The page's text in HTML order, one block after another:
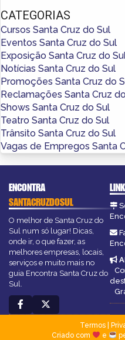
CATEGORIAS
Cursos Santa Cruz do Sul
Eventos Santa Cruz do Sul
Exposição Santa Cruz do
Notícias Santa Cruz do Sul
Promoções Santa Cruz do
Reclamações Santa Cruz
Shows Santa Cruz do Sul
Teatro Santa Cruz do Sul
Trânsito Santa Cruz do Sul
Vagas de Empregos Santa
ENCONTRA
SANTACRUZDOSUL
O melhor de Santa Cruz do
Sul num só lugar! Dicas,
onde ir, o que fazer, as
melhores empresas, locais,
serviços e muito mais no
guia Encontra Santa Cruz do
Sul.
Termos|
Criado com
e